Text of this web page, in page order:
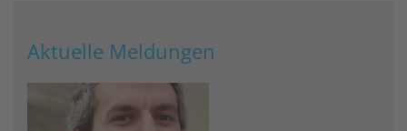
Aktuelle Meldungen